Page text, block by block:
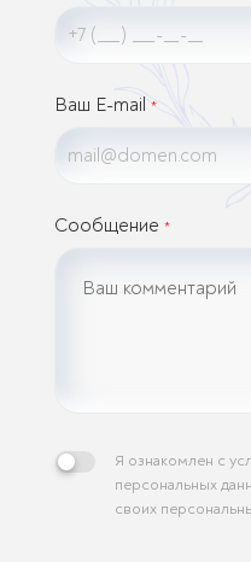
Ваш E-mail *
Сообщение *
Я ознакомлен с
персональных
своих